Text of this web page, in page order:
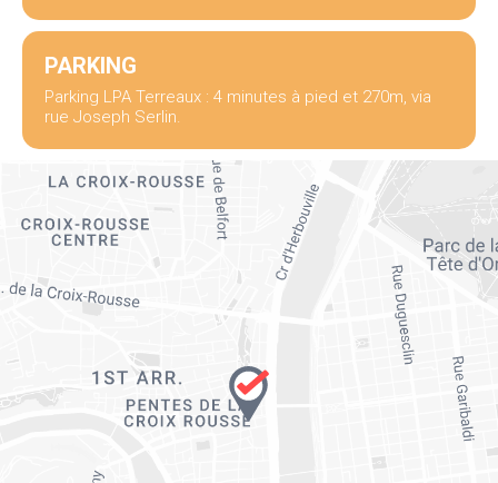
PARKING
Parking LPA Terreaux : 4 minutes à pied et 270m, via
rue Joseph Serlin.